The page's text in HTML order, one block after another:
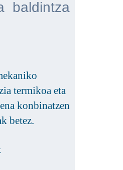
baldintza
termikoa eta
konbinatzen
betez.